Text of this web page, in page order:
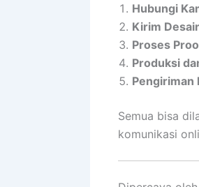
Hubungi
Kirim
Proses
Produksi
Pengiriman
Semua bisa
komunikasi